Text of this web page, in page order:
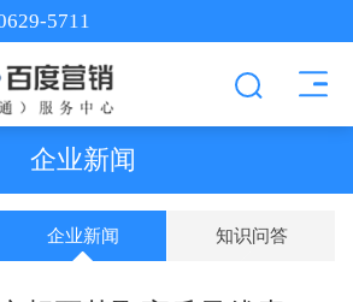
5711
企业新闻
企业新闻 知识问答